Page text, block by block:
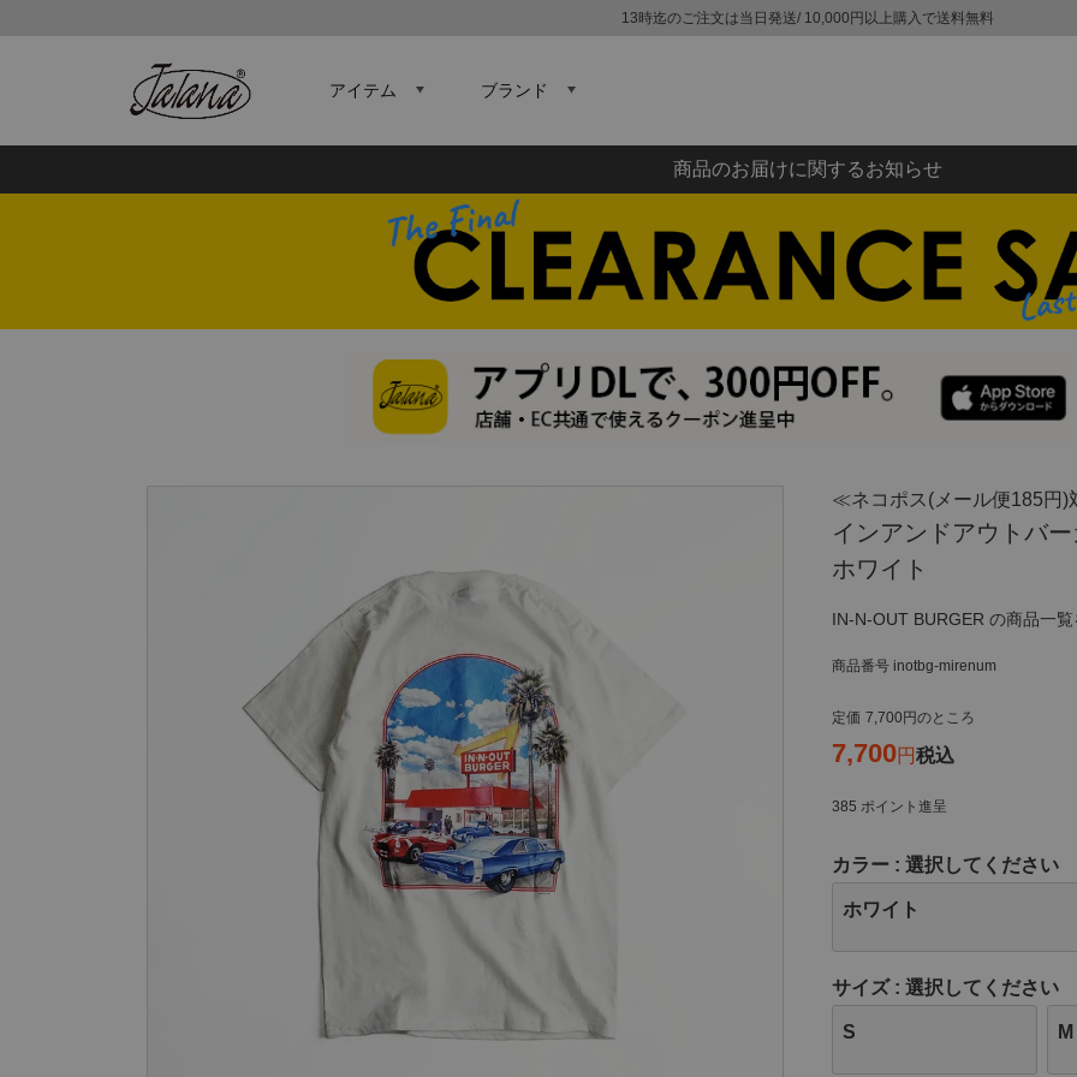
13時迄のご注文は当日発送/ 10,000円以上購入で送料無料
アイテム ブランド
商品のお届けに関するお知らせ
≪ネコポス(メール便185円
インアンドアウトバ
ホワイト
IN-N-OUT BURGER の商品一覧
商品番号 inotbg-mirenum
定価 7,700 のところ
7,700 税込
385 ポイント進呈
カラー 選択してください
ホワイト
サイズ 選択してください
S M